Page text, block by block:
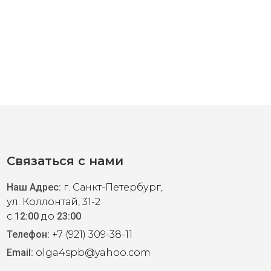
Howard L
с набивным бархатным цветочным принтом. Силуэт
Размер 46-48.
Связаться с нами
Наш Адрес: г. Санкт-Петербург,
ул. Коллонтай, 31-2
с 12:00 до 23:00
Телефон: +7 (921) 309-38-11
Email: olga4spb@yahoo.com